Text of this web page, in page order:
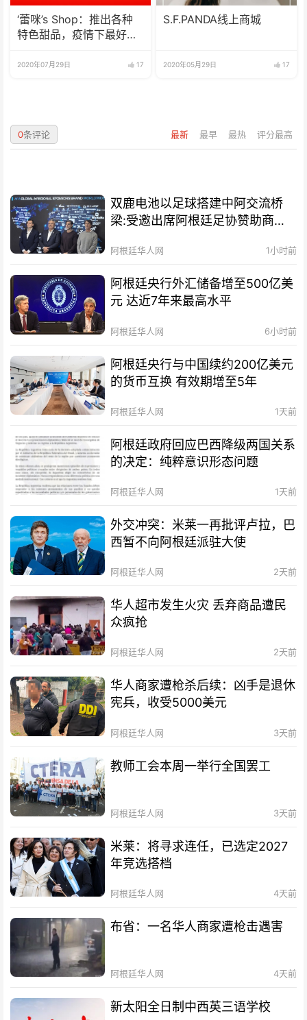
‘蕾咪’s Shop：推出各种
特色甜品，疫情下最好的
2020年07月29日 17
S.F.PANDA线上商城
2020年05月29日 17
最新 最早 最热 评分最高
0条评论
双鹿电池以足球搭建中阿交流桥
梁:受邀出席阿根廷足协赞助商招
阿根廷华人网 1小时前
阿根廷央行外汇储备增至500亿美
元 达近7年来最高水平
阿根廷华人网 6小时前
阿根廷央行与中国续约200亿美元
的货币互换 有效期增至5年
阿根廷华人网 1天前
阿根廷政府回应巴西降级两国关系
的决定：纯粹意识形态问题
阿根廷华人网 1天前
外交冲突：米莱一再批评卢拉，巴
西暂不向阿根廷派驻大使
阿根廷华人网 2天前
华人超市发生火灾 丢弃商品遭民
众疯抢
阿根廷华人网 2天前
华人商家遭枪杀后续：凶手是退休
宪兵，收受5000美元
阿根廷华人网 3天前
教师工会本周一举行全国罢工
阿根廷华人网 3天前
米莱：将寻求连任，已选定2027
年竞选搭档
阿根廷华人网 4天前
布省：一名华人商家遭枪击遇害
阿根廷华人网 4天前
新太阳全日制中西英三语学校